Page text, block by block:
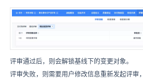
评审通过后，则会解锁基线下的变更对象。
评审失败，则需要用户修改信息重新发起评审